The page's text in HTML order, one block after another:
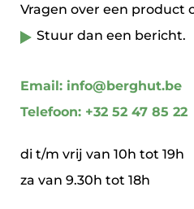
Vragen over een product
Stuur dan een bericht.
Email: info@berghut.be
Telefoon: +32 52 47 85 22
di t/m vrij van 10h tot 19h
za van 9.30h tot 18h